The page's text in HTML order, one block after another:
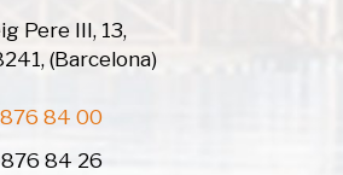
Pere III, 13,
, (Barcelona)
84 00
84 26